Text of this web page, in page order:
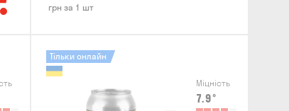
грн за 1 шт
Міцність
7.9°
Тільки онлайн